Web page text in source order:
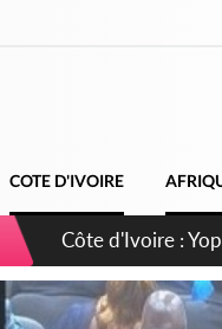
COTE D'IVOIRE
Côte d'Ivoire :
direction sur les